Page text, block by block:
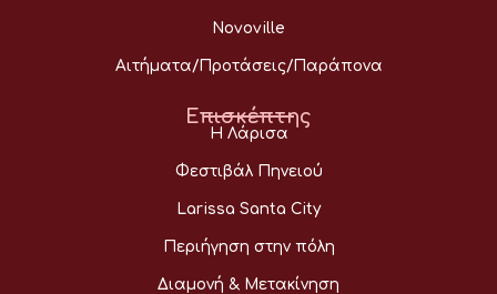
Novoville
Αιτήματα/Προτάσεις/Παράπονα
Επισκέπτης
Η Λάρισα
Φεστιβάλ Πηνειού
Larissa Santa City
Περιήγηση στην πόλη
Διαμονή & Μετακίνηση